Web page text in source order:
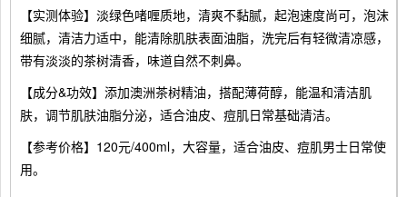
【实测体验】淡绿色啫喱质地，清爽不黏腻，起泡速度尚可，泡沫
细腻，清洁力适中，能清除肌肤表面油脂，洗完后有轻微清凉感，
带有淡淡的茶树清香，味道自然不刺鼻。
【成分&功效】添加澳洲茶树精油，搭配薄荷醇，能温和清洁肌
肤，调节肌肤油脂分泌，适合油皮、痘肌日常基础清洁。
【参考价格】120元/400ml，大容量，适合油皮、痘肌男士日常使
用。